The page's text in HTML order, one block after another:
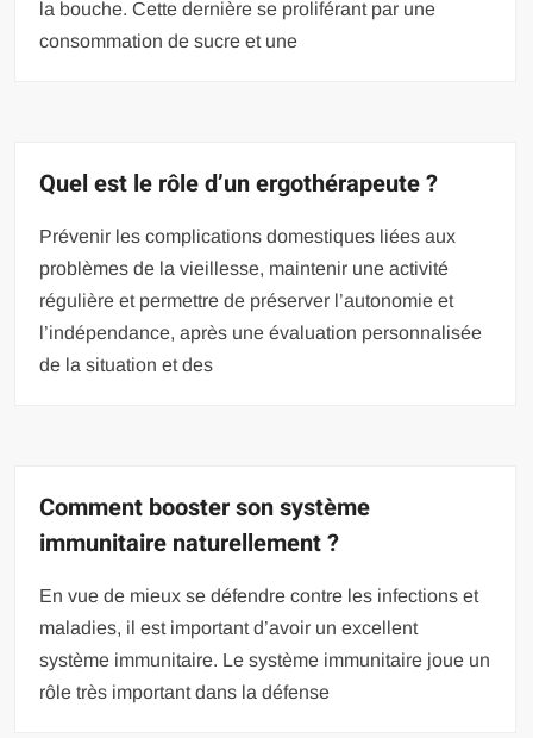
la bouche. Cette dernière se proliférant par une
consommation de sucre et une
Quel est le rôle d’un ergothérapeute ?
Prévenir les complications domestiques liées aux
problèmes de la vieillesse, maintenir une activité
régulière et permettre de préserver l’autonomie et
l’indépendance, après une évaluation personnalisée
de la situation et des
Comment booster son système
immunitaire naturellement ?
En vue de mieux se défendre contre les infections et
maladies, il est important d’avoir un excellent
système immunitaire. Le système immunitaire joue un
rôle très important dans la défense